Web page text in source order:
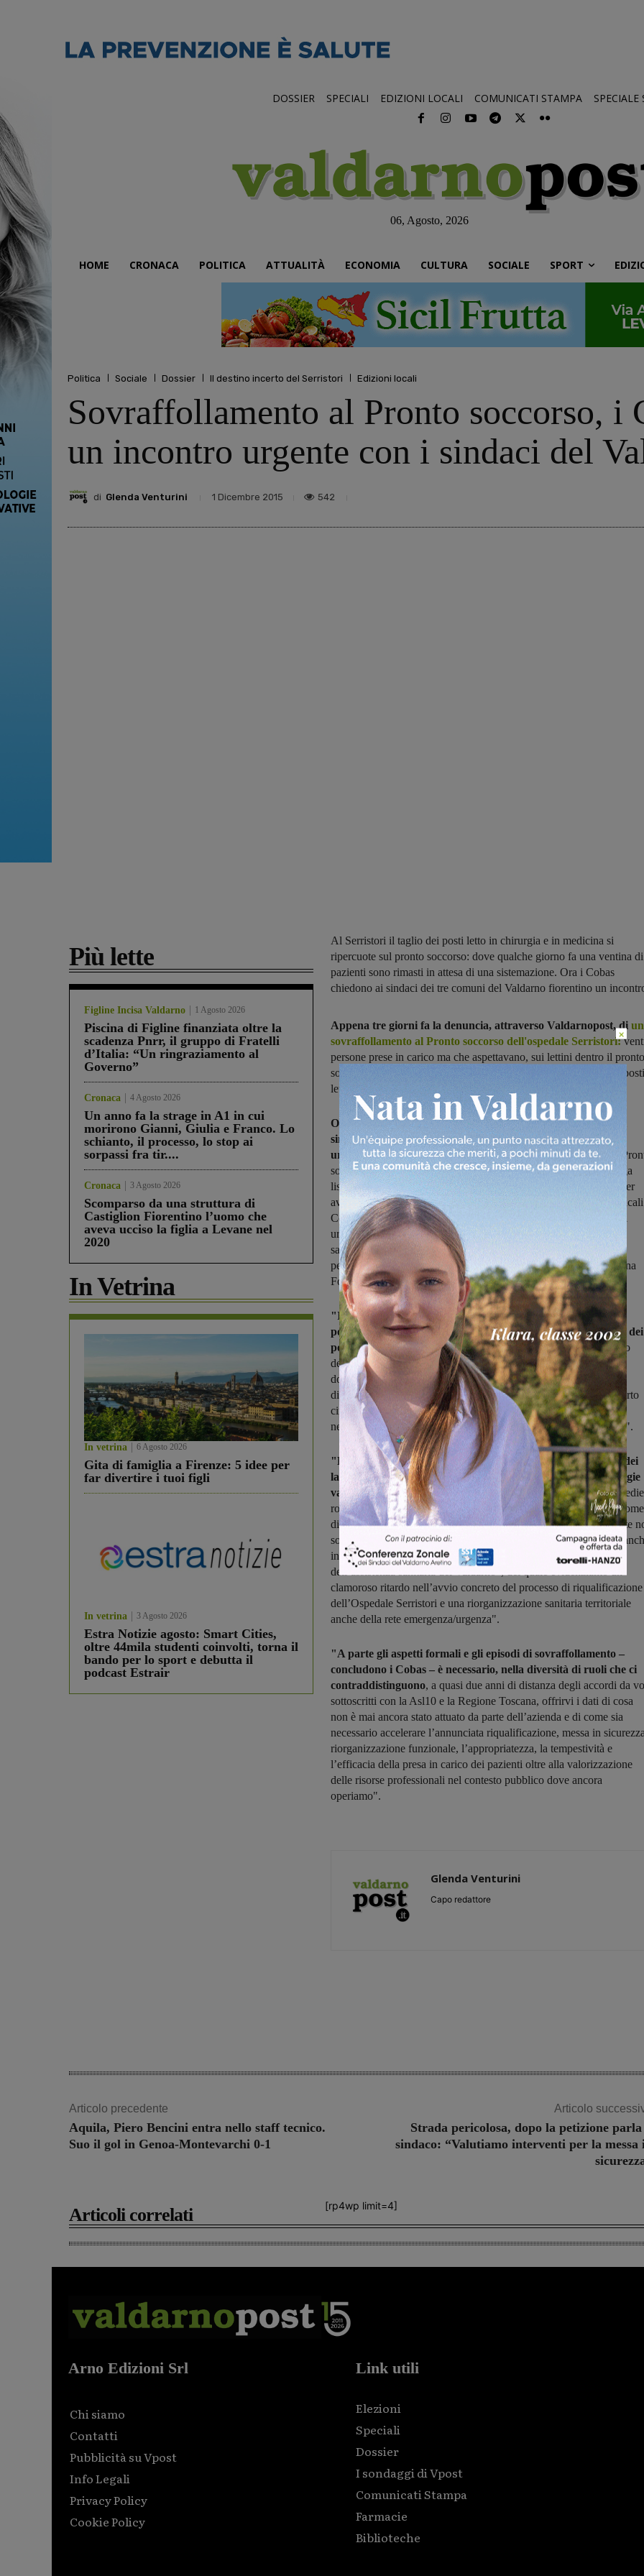
DOSSIER SPECIALI EDIZIONI LOCALI COMUNICATI STAMPA SPECIALE
06, Agosto, 2026
HOME CRONACA POLITICA ATTUALITÀ ECONOMIA CULTURA SOCIALE SPORT
Politica Sociale Dossier Il destino incerto del Serristori Edizioni locali
Sovraffollamento al Pronto soccorso, i
un incontro urgente con i sindaci del
di Glenda Venturini 1 Dicembre 2015 542
Più lette
Figline Incisa Valdarno 1 Agosto 2026
Piscina di Figline finanziata oltre la
scadenza Pnrr, il gruppo di Fratelli
d’Italia: “Un ringraziamento al
Governo”
Cronaca 4 Agosto 2026
Un anno fa la strage in A1 in cui
morirono Gianni, Giulia e Franco. Lo
schianto, il processo, lo stop ai
sorpassi fra tir....
Cronaca 3 Agosto 2026
Scomparso da una struttura di
Castiglion Fiorentino l’uomo che
aveva ucciso la figlia a Levane nel
2020
In Vetrina
In vetrina 6 Agosto 2026
Gita di famiglia a Firenze: 5 idee per
far divertire i tuoi figli
In vetrina 3 Agosto 2026
Estra Notizie agosto: Smart Cities,
oltre 44mila studenti coinvolti, torna il
bando per lo sport e debutta il
podcast Estrair
Al Serristori il taglio dei posti letto in chirurgia e in medicina si
ripercuote sul pronto soccorso: dove qualche giorno fa una ventina di
pazienti sono rimasti in attesa di una sistemazione. Ora i Cobas
chiedono ai sindaci dei tre comuni del Valdarno fiorentino un
Appena tre giorni fa la denuncia, attraverso Valdarnopost, di un
sovraffollamento al Pronto soccorso dell'ospedale Serristori:
persone prese in carico ma che aspettavano, sui lettini dentro il pronto
soccorso, di trovare una sistemazione. Tutto a causa del taglio di posti
letto in medicina, conseguenza di quello in chirurgia.
Oggi i Cobas tornano sul tema con una lettera inviata a tutti i
sindaci del Valdarno fiorentino, in cui chiedono un incontro
urgente. "In relazione agli ultimi eventi che hanno interessato il
soccorso dell’Ospedale Serristori, dove quotidianamente una lunga
lista di persone è costretta a subire estenuanti e disagevoli attese per
avere una normale presa in carico nei reparti, come dirigenti sindacali
Cobas Rsu della Asl10 di Firenze crediamo opportuno richiedervi
urgentemente un incontro per informarvi sulla tenuta dei percorsi
sanitari e di salute presenti nell’ospedale e sulle gravi carenze di
personale", scrivono Domenico Mangiola, Andrea Calò e Valentina
Fontanelli.
"Il sovraffollamento al Pronto soccorso, con pazienti
politraumatizzati o anziani, come sappiamo è dovuto al taglio dei
posti letto della Chirurgiache attualmente occupano 8 posti letto
della medicina. Il reparto di chirurgia è chiuso, ma avrebbe in
dotazione 15 posti che per scelta aziendale non vengono messe a
disposizione per i bisogni sanitari dei cittadini, creando così un corto
circuito tra attività e servizi le cui conseguenza negative,
nell’indifferenza dell’Azienda, le pagano gli operatori e i cittadini".
"E’ inaccettabile e indecoroso – continuano i rappresentanti dei
lavoratori – assistere al Pronto soccorso a cittadini con patologie
varie, costretti a sostare incongruamente nelle sale con barelle e
rotelle con l’unica giustificazione della mancanza di posti letto. Come
dirigenti sindacali riteniamo opportuno incontrarvi contestualmente
solo perché siete le autorità sanitarie territoriali di riferimento ma
in forza della sottoscrizione del Patto Territoriale sul “Riordino
dell’assistenza sanitaria del Valdarno”, del quale evidenziamo un
clamoroso ritardo nell’avvio concreto del processo di riqualificazione
dell’Ospedale Serristori e una riorganizzazione sanitaria territoriale
anche della rete emergenza/urgenza".
"A parte gli aspetti formali e gli episodi di sovraffollamento –
concludono i Cobas – è necessario, nella diversità di ruoli che ci
contraddistinguono, a quasi due anni di distanza degli accordi da
sottoscritti con la Asl10 e la Regione Toscana, offrirvi i dati di cosa
non è mai ancora stato attuato da parte dell’azienda e di come sia
necessario accelerare l’annunciata riqualificazione, messa in
riorganizzazione funzionale, l’appropriatezza, la tempestività e
l’efficacia della presa in carico dei pazienti oltre alla valorizzazione
delle risorse professionali nel contesto pubblico dove ancora
operiamo".
Glenda Venturini
Capo redattore
Articolo precedente
Aquila, Piero Bencini entra nello staff tecnico.
Suo il gol in Genoa-Montevarchi 0-1
Articolo
Strada pericolosa, dopo la petizione
sindaco: “Valutiamo interventi per la messa
[rp4wp limit=4]
Articoli correlati
Arno Edizioni Srl
Chi siamo
Contatti
Pubblicità su Vpost
Info Legali
Privacy Policy
Cookie Policy
Link utili
Elezioni
Speciali
Dossier
I sondaggi di Vpost
Comunicati Stampa
Farmacie
Biblioteche
×